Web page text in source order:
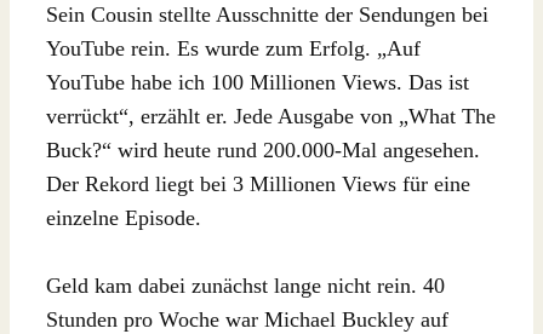
Sein Cousin stellte Ausschnitte der Sendungen bei
YouTube rein. Es wurde zum Erfolg. „Auf
YouTube habe ich 100 Millionen Views. Das ist
verrückt“, erzählt er. Jede Ausgabe von „What The
Buck?“ wird heute rund 200.000-Mal angesehen.
Der Rekord liegt bei 3 Millionen Views für eine
einzelne Episode.
Geld kam dabei zunächst lange nicht rein. 40
Stunden pro Woche war Michael Buckley auf